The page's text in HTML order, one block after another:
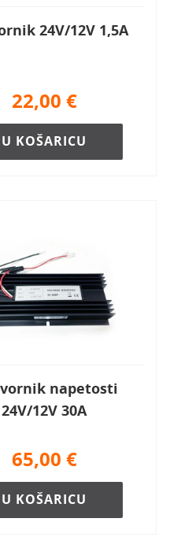
24V/12V 1,5A
22,00 €
U KOŠARICU
napetosti
24V/12V 30A
65,00 €
U KOŠARICU